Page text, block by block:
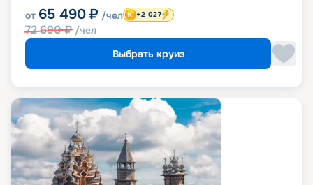
от 65 490 ₽ /чел
72 690₽ /чел
+2 027
Выбрать круиз